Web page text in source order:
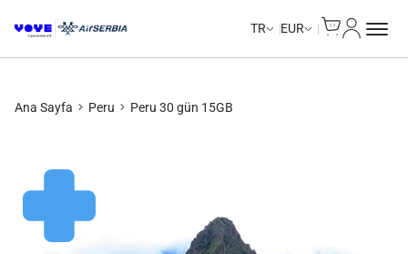
TR EUR
Ana Sayfa Peru Peru 30 gün 15GB